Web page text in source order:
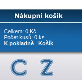
Celkem: 0 Kč
Počet kusů: 0 ks
K pokladně | Košík